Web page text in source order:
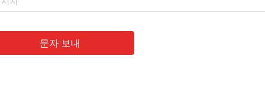
문자 보내